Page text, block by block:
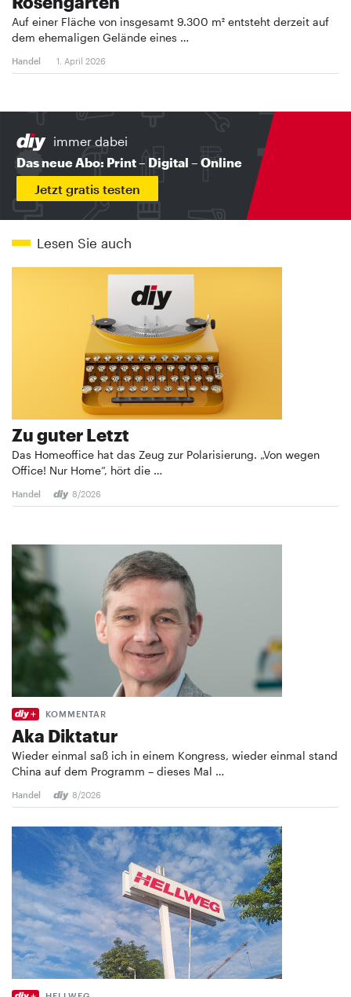
Auf einer Fläche von insgesamt 9.300 m² entsteht derzeit auf
dem ehemaligen Gelände eines …
Handel 1. April 2026
immer dabei
Das neue Abo: Print – Digital – Online
Jetzt gratis testen
Lesen Sie auch
Zu guter Letzt
Das Homeoffice hat das Zeug zur Polarisierung. „Von wegen
Office! Nur Home“, hört die …
Handel 8/2026
KOMMENTAR
Aka Diktatur
Wieder einmal saß ich in einem Kongress, wieder einmal stand
China auf dem Programm – dieses Mal …
Handel 8/2026